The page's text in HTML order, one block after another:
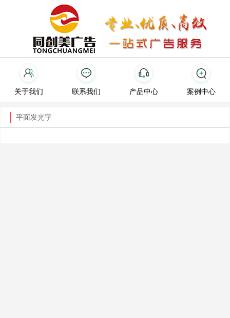
关于我们 联系我们 产品中心 案例中心
平面发光字